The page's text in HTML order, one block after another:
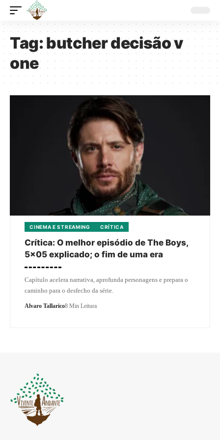
Tag:butcher decisão v
one
CINEMA E STREAMING CRÍTICA
Crítica: O melhor episódio de The Boys,
5×05 explicado; o fim de uma era
Capítulo acelera narrativa, aprofunda personagens e prepara o
caminho para o desfecho da série.
Alvaro Tallarico8 Min Leitura